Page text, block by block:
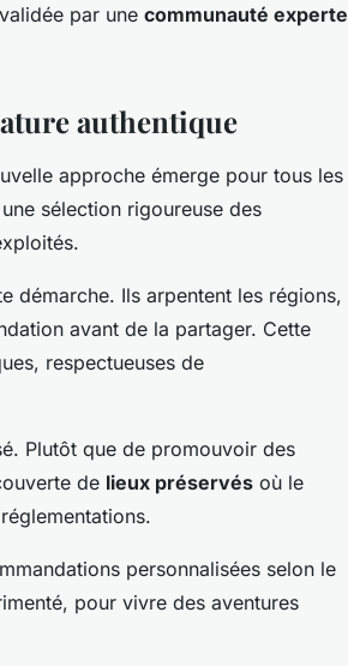
par une communauté experte
authentique
approche émerge pour tous les
sélection rigoureuse des
démarche. Ils arpentent les régions,
avant de la partager. Cette
respectueuses de
Plutôt que de promouvoir des
de lieux préservés où le
personnalisées selon le
pour vivre des aventures